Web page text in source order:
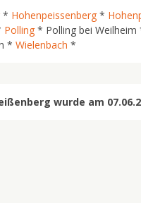
* Hohenpeissenberg *
Polling * Polling bei Weilheim
* Wielenbach *
wurde am